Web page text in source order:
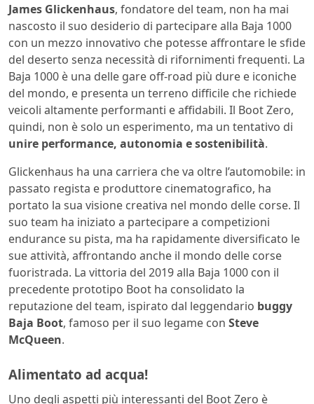
James Glickenhaus, fondatore del team, non ha mai
nascosto il suo desiderio di partecipare alla Baja 1000
con un mezzo innovativo che potesse affrontare le sfide
del deserto senza necessità di rifornimenti frequenti. La
Baja 1000 è una delle gare off-road più dure e iconiche
del mondo, e presenta un terreno difficile che richiede
veicoli altamente performanti e affidabili. Il Boot Zero,
quindi, non è solo un esperimento, ma un tentativo di
unire performance, autonomia e sostenibilità.
Glickenhaus ha una carriera che va oltre l’automobile: in
passato regista e produttore cinematografico, ha
portato la sua visione creativa nel mondo delle corse. Il
suo team ha iniziato a partecipare a competizioni
endurance su pista, ma ha rapidamente diversificato le
sue attività, affrontando anche il mondo delle corse
fuoristrada. La vittoria del 2019 alla Baja 1000 con il
precedente prototipo Boot ha consolidato la
reputazione del team, ispirato dal leggendario buggy
Baja Boot, famoso per il suo legame con Steve
McQueen.
Alimentato ad acqua!
Uno degli aspetti più interessanti del Boot Zero è